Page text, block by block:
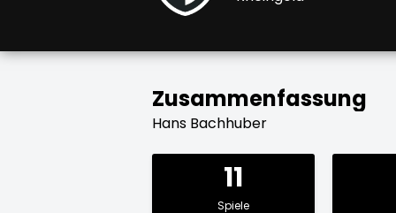
Zusammenfassung
Hans Bachhuber
11
Spiele